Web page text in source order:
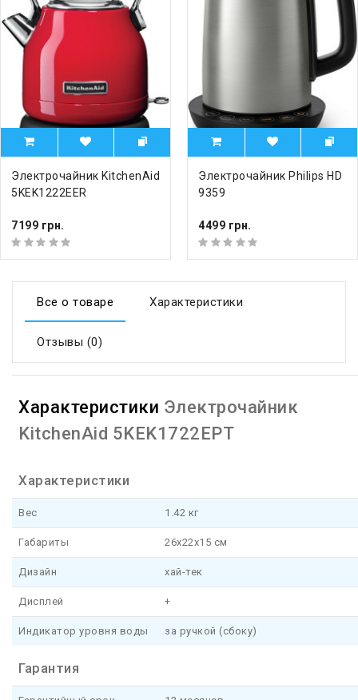
Электрочайник KitchenAid
5KEK1222EER
7199 грн.
Электрочайник Philips HD
9359
4499 грн.
Все о товаре Характеристики
Отзывы (0)
Характеристики Электрочайник
KitchenAid 5KEK1722EPT
Характеристики
Вес 1.42 кг
Габариты 26x22x15 см
Дизайн хай-тек
Дисплей +
Индикатор уровня воды за ручкой (сбоку)
Гарантия